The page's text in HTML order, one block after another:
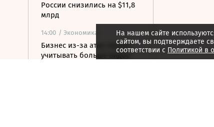
России снизились на $11,8
млрд
14:00 / Экономика
Бизнес из-за атак сможет
учитывать больше видов
На нашем сайте
сайтом, вы подтверждаете
соответствии с Политикой в